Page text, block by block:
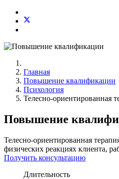
Главная
Повышение квалификации
Психология
Телесно-ориентированная
Повышение
Телесно-ориентированная
физических реакциях клиента,
Получить консультацию
Длительность